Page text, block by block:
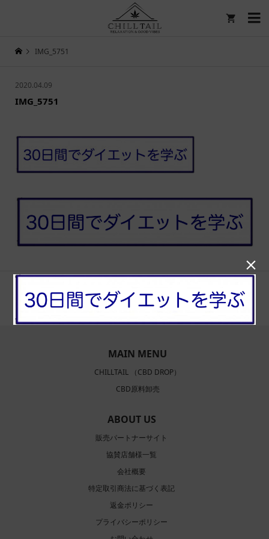

IMG_5751
2020.04.09
IMG_5751
CHILLTAIL（チルテル）公式オンラインストア
MAIN MENU
CHILLTAIL （CBD DROP）
CBD原料卸売
ABOUT US
販売パートナーサイト
協賛店舗様一覧
会社概要
特定取引商法に基づく表記
返金ポリシー
プライバシーポリシー
